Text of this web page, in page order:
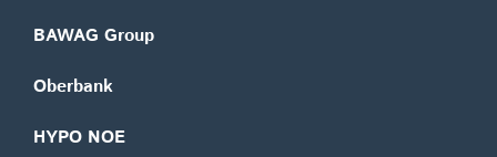
BAWAG Group
Oberbank
HYPO NOE